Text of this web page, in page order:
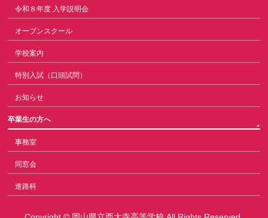
令和８年度 入学説明会
オープンスクール
学校案内
特別入試（口頭試問）
お知らせ
卒業生の方へ
事務室
同窓会
進路科